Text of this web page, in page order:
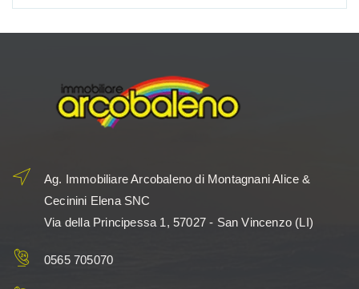
Ag. Immobiliare Arcobaleno di Montagnani Alice &
Cecinini Elena SNC
Via della Principessa 1, 57027 - San Vincenzo (LI)
0565 705070